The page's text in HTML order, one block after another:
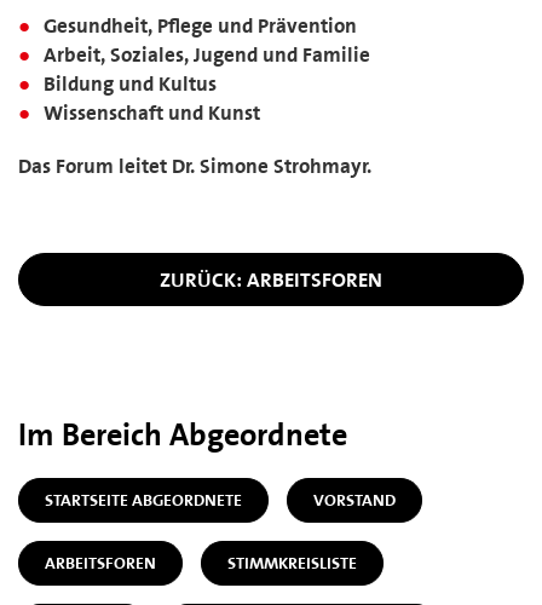
Gesundheit, Pflege und Prävention
Arbeit, Soziales, Jugend und Familie
Bildung und Kultus
Wissenschaft und Kunst
Das Forum leitet Dr. Simone Strohmayr.
ZURÜCK: ARBEITSFOREN
Im Bereich Abgeordnete
STARTSEITE ABGEORDNETE VORSTAND
ARBEITSFOREN STIMMKREISLISTE